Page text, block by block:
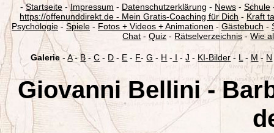
-Startseite -Impressum - Datenschutzerklärung - News - Schule
https://offenunddirekt.de - Mein Gratis-Coaching für Dich - Kraft
Psychologie - Spiele - Fotos + Videos + Animationen - Gästebuch -
Chat -Quiz - Rätselverzeichnis-Wie
Galerie -A-B -C - D - E - F-G - H - I -J - KI-Bilder- L - M - N
Giovanni Bellini -